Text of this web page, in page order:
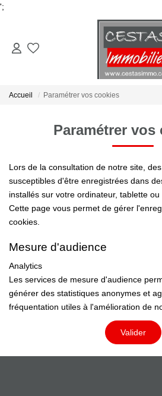
';
ACHETER
ESTIMER
VIE
NOTRE
Accueil Paramétrer vos cookies
Paramétrer vos
Lors de la consultation de notre site,
susceptibles d'être enregistrées dans
installés sur votre ordinateur, tablette ou
Cette page vous permet de gérer
cookies.
Mesure d'audience
Analytics
Les services de mesure d'audience
générer des statistiques anonymes et
fréquentation utiles à l'amélioration de
Valider